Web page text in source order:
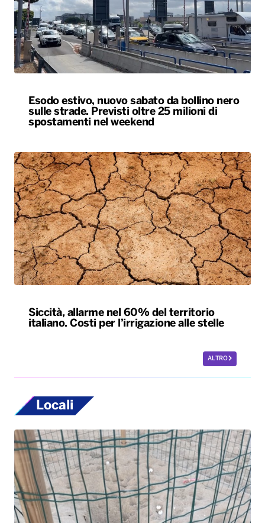
Esodo estivo, nuovo sabato da bollino nero
sulle strade. Previsti oltre 25 milioni di
spostamenti nel weekend
Siccità, allarme nel 60% del territorio
italiano. Costi per l’irrigazione alle stelle
ALTRO
Locali